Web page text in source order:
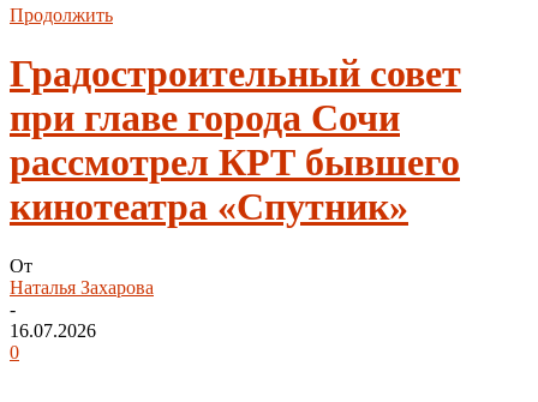
Продолжить
Градостроительный совет
при главе города Сочи
рассмотрел КРТ бывшего
кинотеатра «Спутник»
От
Наталья Захарова
-
16.07.2026
0